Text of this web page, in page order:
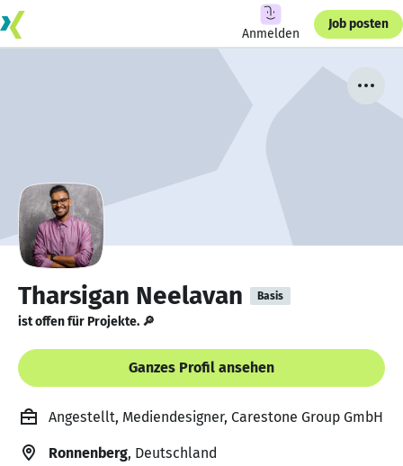
Anmelden
Job posten
Tharsigan Neelavan Basis
ist offen für Projekte. 🔎
Ganzes Profil ansehen
Angestellt, Mediendesigner, Carestone Group GmbH
Ronnenberg, Deutschland